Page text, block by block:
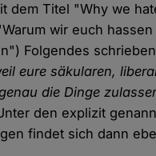
dem Titel "Why we
wir euch hassen
Folgendes
eure säkularen,
die Dinge
den explizit
findet sich dann